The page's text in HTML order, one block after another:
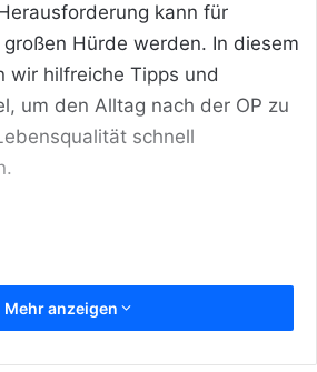
kann für
Hürde werden. In diesem
wir hilfreiche Tipps und
um den Alltag nach der OP zu
schnell
Mehr anzeigen